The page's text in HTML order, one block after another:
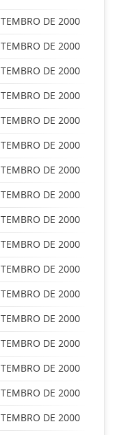
DE 2000
DE 2000
DE 2000
DE 2000
DE 2000
DE 2000
DE 2000
DE 2000
DE 2000
DE 2000
DE 2000
DE 2000
DE 2000
DE 2000
DE 2000
DE 2000
DE 2000